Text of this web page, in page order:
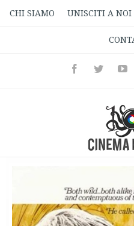
CHI SIAMO UNISCITI A NOI
FacebookTwitter